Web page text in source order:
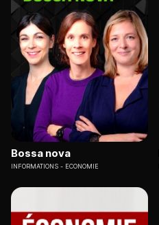
Bossa nova
INFORMATIONS ECONOMIE